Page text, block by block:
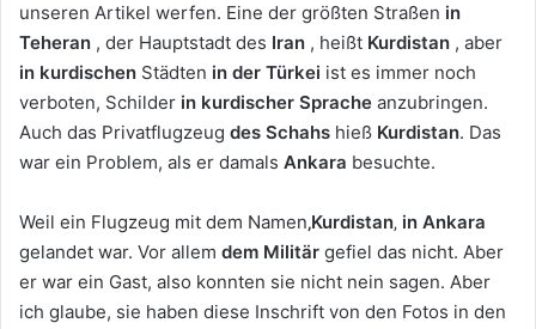
unseren Artikel werfen. Eine der größten Straßen in
Teheran , der Hauptstadt des Iran , heißt Kurdistan , aber
in kurdischen Städten in der Türkei ist es immer noch
verboten, Schilder in kurdischer Sprache anzubringen.
Auch das Privatflugzeug des Schahs hieß Kurdistan. Das
war ein Problem, als er damals Ankara besuchte.
Weil ein Flugzeug mit dem Namen‚Kurdistan‚ in Ankara
gelandet war. Vor allem dem Militär gefiel das nicht. Aber
er war ein Gast, also konnten sie nicht nein sagen. Aber
ich glaube, sie haben diese Inschrift von den Fotos in den